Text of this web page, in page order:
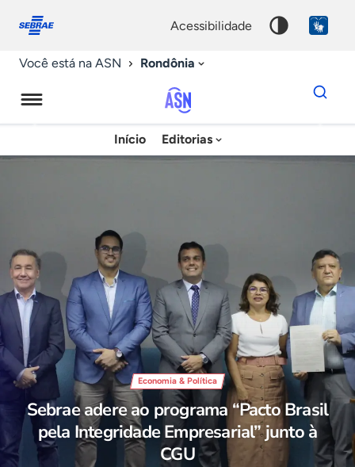
conosco
acessibilidade
Você está na ASN Rondônia
Agência
Sebrae
Início Editorias
Dados
para
chave
Economia & Política
Sebrae adere ao programa “Pacto Brasil
pela Integridade Empresarial” junto à
CGU